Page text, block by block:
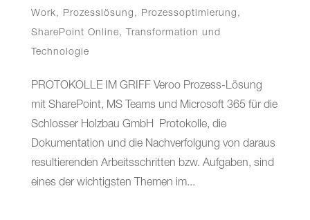
Work, Prozesslösung , Prozessoptimierung ,
SharePoint Online,
Transformation und
Technologie
PROTOKOLLE IM GRIFF Veroo Prozess-Lösung
mit SharePoint, MS Teams und Microsoft 365 für die
Schlosser Holzbau GmbH Protokolle, die
Dokumentation und die Nachverfolgung von daraus
resultierenden Arbeitsschritten bzw. Aufgaben, sind
eines der wichtigsten Themen im...